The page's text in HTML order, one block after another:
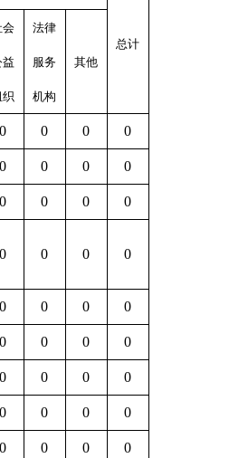
总计
会
益
织
法律
服务
机构
其他
0 0 0 0
0 0 0 0
0 0 0 0
0 0 0 0
0 0 0 0
0 0 0 0
0 0 0 0
0 0 0 0
0 0 0 0